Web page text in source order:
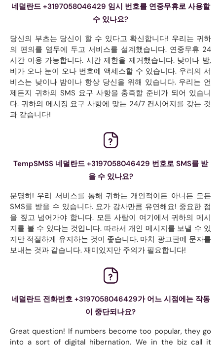
네덜란드 +3197058046429 임시 번호를 연중무휴로 사용할
수 있나요?
당신의 부츠는 당신이 할 수 있다고 확신합니다! 우리는 귀하
의 편의를 염두에 두고 서비스를 설계했습니다. 연중무휴 24
시간 이용 가능합니다. 시간 제한을 제거했습니다. 낮이나 밤,
비가 오나 눈이 오나 번호에 액세스할 수 있습니다. 우리의 서
비스는 낮이나 밤이나 항상 당신을 위해 있습니다. 우리는 언
제든지 귀하의 SMS 요구 사항을 충족할 준비가 되어 있습니
다. 귀하의 메시징 요구 사항에 맞는 24/7 컨시어지를 갖는 것
과 같습니다!
TempSMSS 네덜란드 +3197058046429 번호로 SMS를 받
을 수 있나요?
분명히! 우리 서비스를 통해 귀하는 개인적이든 아니든 모든
SMS를 받을 수 있습니다. 요가 강사만큼 유연해요! 중요한 점
을 짚고 넘어가야 합니다. 모든 사람이 여기에서 귀하의 메시
지를 볼 수 있다는 것입니다. 따라서 개인 메시지를 보낼 수 있
지만 적절하게 유지하는 것이 좋습니다. 마치 광고판에 문자를
보내는 것과 같습니다. 재미있지만 주의가 필요합니다!
네덜란드 전화번호 +3197058046429가 어느 시점에는 작동
이 중단되나요?
Great question! If numbers become too popular, they go
into a sort of digital hibernation. We in the biz call it